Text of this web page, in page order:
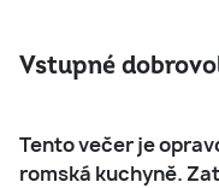
Vstupné
Tento večer je
romská kuchyně.